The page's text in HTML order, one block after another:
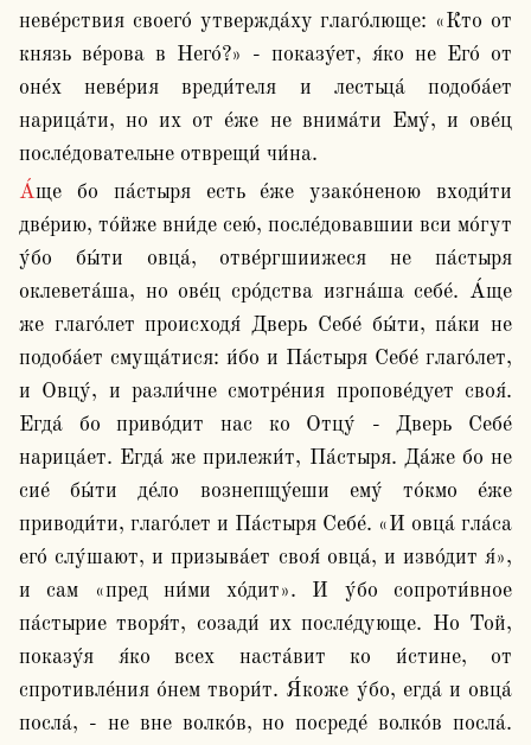
неве́рствия своего́ утвержда́ху глаго́люще: «Кто от
князь ве́рова в Него́?» - показу́ет, я́ко не Его́ от
оне́х неве́рия вреди́теля и лестьца́ подоба́ет
нарица́ти, но их от е́же не внима́ти Ему́, и ове́ц
после́довательне отврещи́ чи́на.
А́ще бо па́стыря есть е́же узако́неною входи́ти
две́рию, то́йже вни́де сею́, после́довавшии вси мо́гут
у́бо бы́ти овца́, отве́ргшиижеся не па́стыря
оклевета́ша, но ове́ц сро́дства изгна́ша себе́. А́ще
же глаго́лет происходя́ Дверь Себе́ бы́ти, па́ки не
подоба́ет смуща́тися: и́бо и Па́стыря Себе́ глаго́лет,
и Овцу́, и разли́чне смотре́ния пропове́дует своя́.
Егда́ бо приво́дит нас ко Отцу́ - Дверь Себе́
нарица́ет. Егда́ же прилежи́т, Па́стыря. Да́же бо не
сие́ бы́ти де́ло вознепщу́еши ему́ то́кмо е́же
приводи́ти, глаго́лет и Па́стыря Себе́. «И овца́ гла́са
его́ слу́шают, и призыва́ет своя́ овца́, и изво́дит я́»,
и сам «пред ни́ми хо́дит». И у́бо сопроти́вное
па́стырие творя́т, созади́ их после́дующе. Но Той,
показу́я я́ко всех наста́вит ко и́стине, от
спротивле́ния о́нем твори́т. Я́коже у́бо, егда́ и овца́
посла́, - не вне волко́в, но посреде́ волко́в посла́.